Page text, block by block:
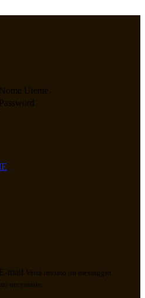
Nome Utente
Password
E-mail Verrà inviato un messaggio
necessarie.